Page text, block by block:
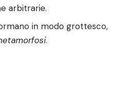
arbitrarie.
in modo grottesco,
.